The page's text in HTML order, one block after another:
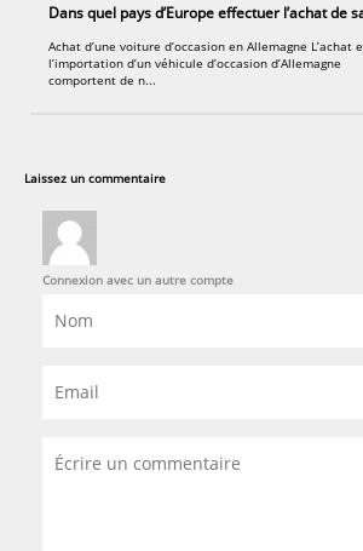
Dans quel pays d’Europe effectuer l’achat de
Achat d’une voiture d’occasion en Allemagne L’achat
l’importation d’un véhicule d’occasion d’Allemagne
comportent de n...
Laissez un commentaire
Connexion avec un autre compte